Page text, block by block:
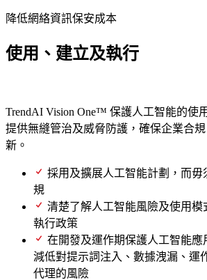
降低網絡資訊保安成本
使用、建立及執行
TrendAI Vision One™ 保護人工智能的使
提供無縫管治及威脅防護，確保企業合
新。
採用及擴展人工智能計劃，而毋
規
清楚了解人工智能風險及使用模
執行政策
在開發及運作期保護人工智能應
減低對提示詞注入、數據洩漏、運
代理的風險